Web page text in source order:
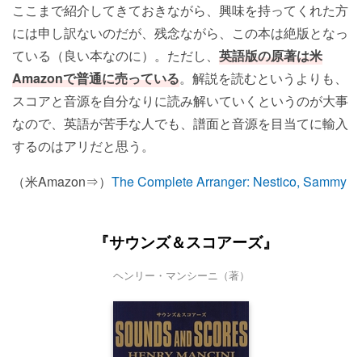
ここまで紹介してきておきながら、興味を持ってくれた方
には申し訳ないのだが、残念ながら、この本は絶版となっ
ている（良い本なのに）。ただし、 英語版の原著は米
Amazonで普通に売っている。解説を読むというよりも、
スコアと音源を自分なりに読み解いていくというのが大事
なので、英語が苦手な人でも、譜面と音源を目当てに輸入
するのはアリだと思う。
（米Amazon⇒） The Complete Arranger: Nestico, Sammy
『サウンズ＆スコアーズ』
ヘンリー・マンシーニ（著）